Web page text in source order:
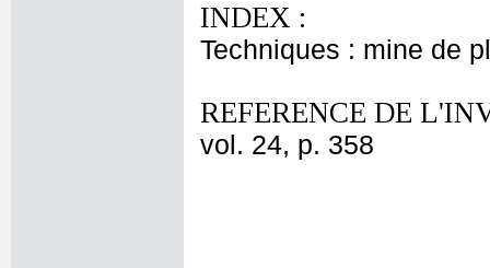
INDEX :
Techniques : mine de
REFERENCE DE
vol. 24, p. 358